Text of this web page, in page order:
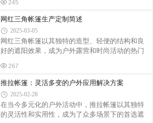
了众多露营爱好者的首选。本文将介绍这两种帐
篷的特点以及定制流程，帮助您打造独特的露营
体验。网红三角帐篷：时尚与实用并存网红三角
帐篷以其独特的三角形设计和时尚的外观，迅速
在露营界走红。这种帐篷不仅美观大方，而且具
有出色的稳定性和抗风性能，非常适合户外露
营、烧烤、餐饮等多种场景。三角帐篷的定制流
和预期效果。比如，是用于户外餐饮还是露营
245
网红三角帐篷生产定制简述
2025-03-05
网红三角帐篷以其独特的造型、轻便的结构和良
好的遮阳效果，成为户外露营和时尚活动的热门
计定制：根据客户需求，设计师定制帐篷的图
案、颜色及尺寸，确保帐篷既符合潮流趋势，又
能满足特定场景需求。材料选购：选用高质量的
防水材料，如涂层尼龙或聚酯纤维，确保帐篷耐
用且有效防水。同时，考虑环保要求，选择可持
续发展的材料。精细裁剪与缝制：根据设计图
267
推拉帐篷：灵活多变的户外应用解决方案
2025-02-28
在当今多元化的户外活动中，推拉帐篷以其独特
的灵活性和实用性，成为了众多场景下的首选遮